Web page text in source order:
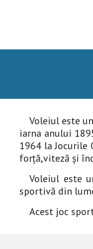
Voleiul este
iarna anului
1964 la Jocurile
forță,viteză și
Voleiul este
sportivă din
Acest joc